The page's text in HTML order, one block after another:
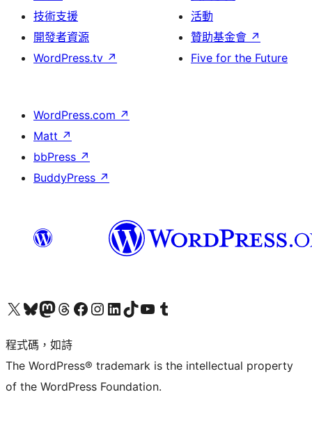
技術支援
開發者資源
WordPress.tv ↗
活動
贊助基金會 ↗
Five for the Future
WordPress.com ↗
Matt ↗
bbPress ↗
BuddyPress ↗
查看我們的 X (之前的 Twitter) 帳號造訪我們的 Bluesky 帳號造訪我們的 Mastodon 帳號造訪我們的 Threads 帳號 造訪我們的 Facebook 粉絲專頁Visit our Instagram account
Visit our LinkedIn account
造訪我們的 TikTok 帳號Visit our YouTube channel
造訪我們的 Tumblr 帳號
程式碼，如詩
The WordPress® trademark is the intellectual property
of the WordPress Foundation.